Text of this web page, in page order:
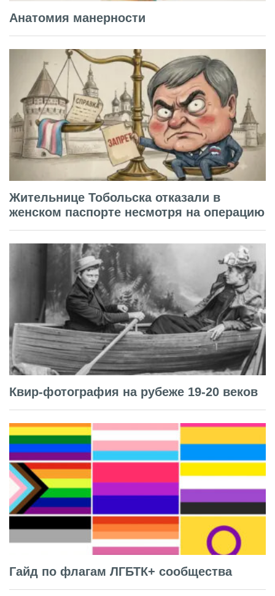
Анатомия манерности
Жительнице Тобольска отказали в
женском паспорте несмотря на операцию
Квир-фотография на рубеже 19-20 веков
Гайд по флагам ЛГБТК+ сообщества